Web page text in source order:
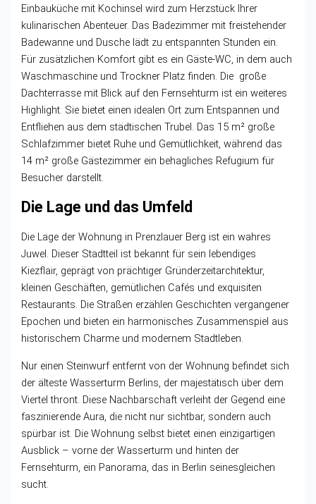
Einbauküche mit Kochinsel wird zum Herzstück Ihrer
kulinarischen Abenteuer. Das Badezimmer mit freistehender
Badewanne und Dusche lädt zu entspannten Stunden ein.
Für zusätzlichen Komfort gibt es ein Gäste-WC, in dem auch
Waschmaschine und Trockner Platz finden. Die große
Dachterrasse mit Blick auf den Fernsehturm ist ein weiteres
Highlight. Sie bietet einen idealen Ort zum Entspannen und
Entfliehen aus dem städtischen Trubel. Das 15 m² große
Schlafzimmer bietet Ruhe und Gemütlichkeit, während das
14 m² große Gästezimmer ein behagliches Refugium für
Besucher darstellt.
Die Lage und das Umfeld
Die Lage der Wohnung in Prenzlauer Berg ist ein wahres
Juwel. Dieser Stadtteil ist bekannt für sein lebendiges
Kiezflair, geprägt von prächtiger Gründerzeitarchitektur,
kleinen Geschäften, gemütlichen Cafés und exquisiten
Restaurants. Die Straßen erzählen Geschichten vergangener
Epochen und bieten ein harmonisches Zusammenspiel aus
historischem Charme und modernem Stadtleben.
Nur einen Steinwurf entfernt von der Wohnung befindet sich
der älteste Wasserturm Berlins, der majestätisch über dem
Viertel thront. Diese Nachbarschaft verleiht der Gegend eine
faszinierende Aura, die nicht nur sichtbar, sondern auch
spürbar ist. Die Wohnung selbst bietet einen einzigartigen
Ausblick – vorne der Wasserturm und hinten der
Fernsehturm, ein Panorama, das in Berlin seinesgleichen
sucht.